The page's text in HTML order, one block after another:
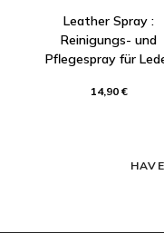
Leather Spray :
Reinigungs- und
Pflegespray für
14,90 €